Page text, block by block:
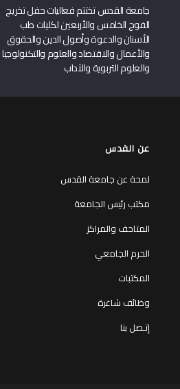
جامعة القدس تختتم فعاليات حفل تخريج
الفوج الخامس والأربعين لكليات طب
الأسنان والدعوة وأصول الدين والحقوق
والأعمال والاقتصاد والعلوم والتكنولوجيا
والعلوم التربوية والآداب
عن القدس
لمحة عن جامعة القدس
مكتب رئيس الجامعة
المتاحف والمراكز
الحرم الجامعي
المكتبات
وظائف شاغرة
إتـصل بنا